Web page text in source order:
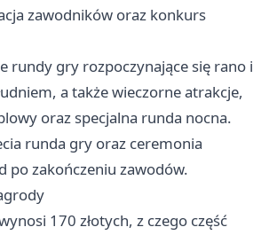
zawodników oraz konkurs
rundy gry rozpoczynające się rano i
a także wieczorne atrakcje,
oraz specjalna runda nocna.
runda gry oraz ceremonia
po zakończeniu zawodów.
170 złotych, z czego część